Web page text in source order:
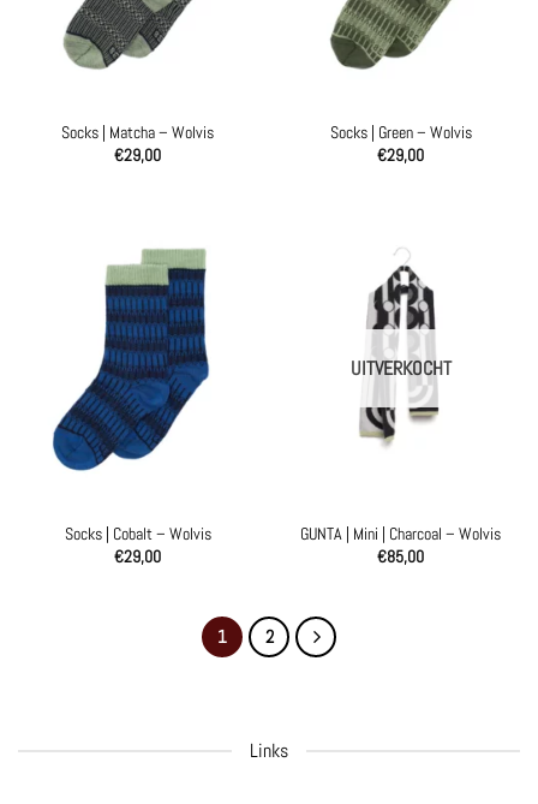
Socks | Matcha – Wolvis
€29,00
Socks | Green – Wolvis
€29,00
Socks | Cobalt – Wolvis
€29,00
UITVERKOCHT
GUNTA | Mini | Charcoal – Wolvis
€85,00
1 2
Links